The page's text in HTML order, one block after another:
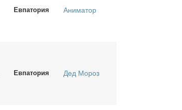
Евпатория Аниматор
Евпатория Дед Мороз